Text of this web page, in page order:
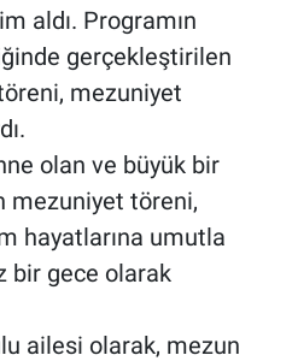
aldı. Programın
gerçekleştirilen
mezuniyet
olan ve büyük bir
mezuniyet töreni,
hayatlarına umutla
bir gece olarak
ailesi olarak, mezun